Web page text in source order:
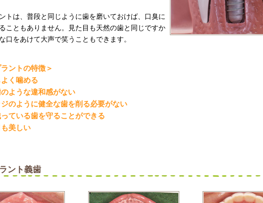
トは、普段と同じように歯を磨いておけば、口臭に
こともありません。見た目も天然の歯と同じですか
口をあけて大声で笑うこともできます。
ントの特徴＞
よく噛める
のような違和感がない
ジのように健全な歯を削る必要がない
っている歯を守ることができる
も美しい
ント義歯